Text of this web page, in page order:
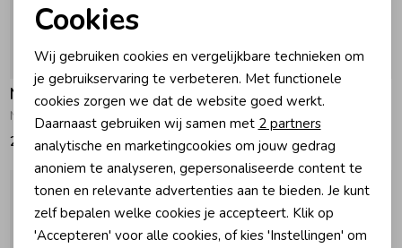
Noppies
29,95
-50% korting
Noppies
17,47 34,95
Noodzakelijke cookies
Personalisatie cookies
Analytische cookies
Marketing cookies
Cookies
Wij gebruiken cookies en vergelijkbare technieken om
je gebruikservaring te verbeteren. Met functionele
cookies zorgen we dat de website goed werkt.
Daarnaast gebruiken wij samen met 2 partners
analytische en marketingcookies om jouw gedrag
anoniem te analyseren, gepersonaliseerde content te
tonen en relevante advertenties aan te bieden. Je kunt
zelf bepalen welke cookies je accepteert. Klik op
'Accepteren' voor alle cookies, of kies 'Instellingen' om